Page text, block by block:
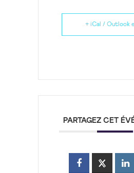
+ iCal / Outlook
PARTAGEZ CET